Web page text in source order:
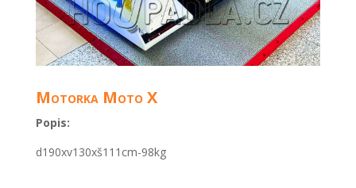
Motorka Moto X
Popis:
d190xv130xš111cm-98kg